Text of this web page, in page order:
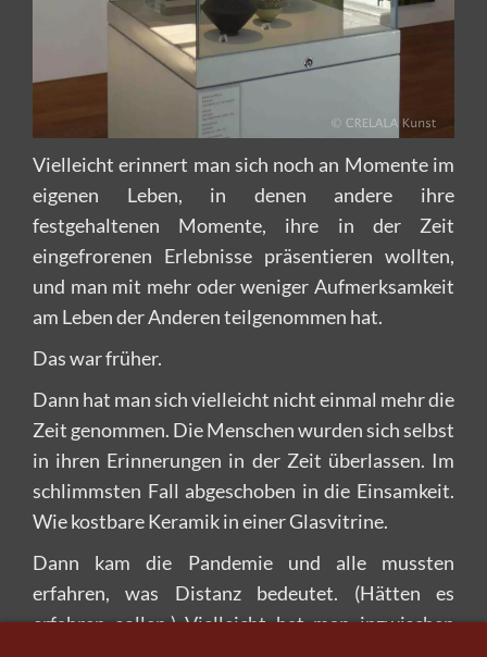
Vielleicht erinnert man sich noch an Momente im
eigenen Leben, in denen andere ihre
festgehaltenen Momente, ihre in der Zeit
eingefrorenen Erlebnisse präsentieren wollten,
und man mit mehr oder weniger Aufmerksamkeit
am Leben der Anderen teilgenommen hat.
Das war früher.
Dann hat man sich vielleicht nicht einmal mehr die
Zeit genommen. Die Menschen wurden sich selbst
in ihren Erinnerungen in der Zeit überlassen. Im
schlimmsten Fall abgeschoben in die Einsamkeit.
Wie kostbare Keramik in einer Glasvitrine.
Dann kam die Pandemie und alle mussten
erfahren, was Distanz bedeutet. (Hätten es
erfahren sollen.) Vielleicht hat man inzwischen